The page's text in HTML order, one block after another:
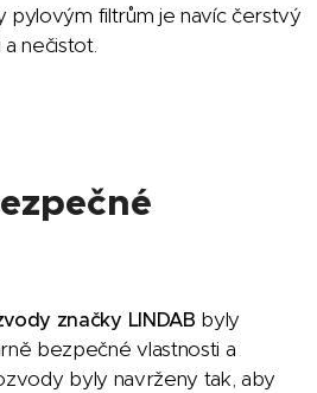
pylovým filtrům je navíc čerstvý
nečistot.
značky LINDAB byly
bezpečné vlastnosti a
byly navrženy tak, aby